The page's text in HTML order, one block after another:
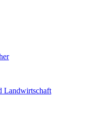
Landwirtschaft